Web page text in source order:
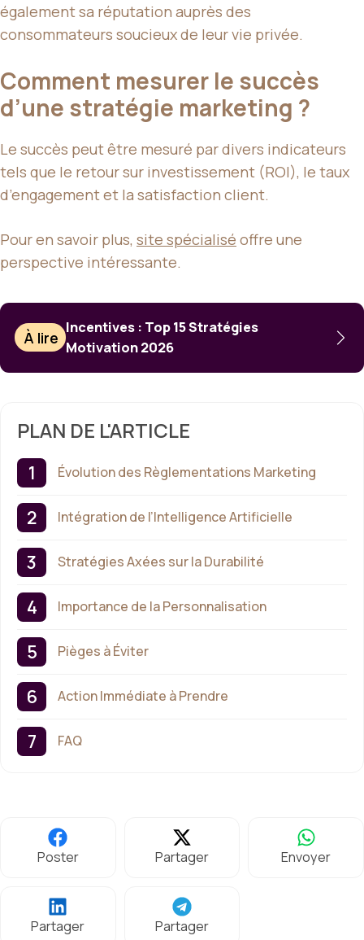
également sa réputation auprès des
consommateurs soucieux de leur vie privée.
Comment mesurer le succès
d’une stratégie marketing ?
Le succès peut être mesuré par divers indicateurs
tels que le retour sur investissement (ROI), le taux
d’engagement et la satisfaction client.
Pour en savoir plus, site spécialisé offre une
perspective intéressante.
À lire
Incentives : Top 15 Stratégies
Motivation 2026
PLAN DE L'ARTICLE
Évolution des Règlementations Marketing
Intégration de l’Intelligence Artificielle
Stratégies Axées sur la Durabilité
Importance de la Personnalisation
Pièges à Éviter
Action Immédiate à Prendre
FAQ
Poster Partager Envoyer
Partager Partager